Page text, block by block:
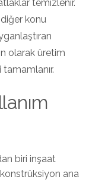
temizlenir.
konu
olarak üretim
biri inşaat
ana